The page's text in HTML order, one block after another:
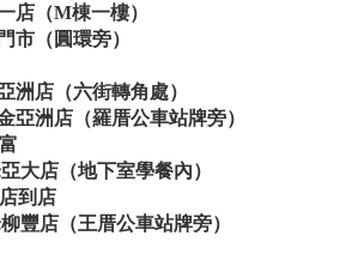
棟一樓）
圓環旁）
六街轉角處）
（羅厝公車站牌旁）
地下室學餐內）
店
王厝公車站牌旁）